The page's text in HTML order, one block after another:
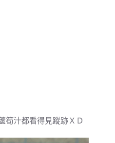
筍汁都看得見蹤跡ＸＤ